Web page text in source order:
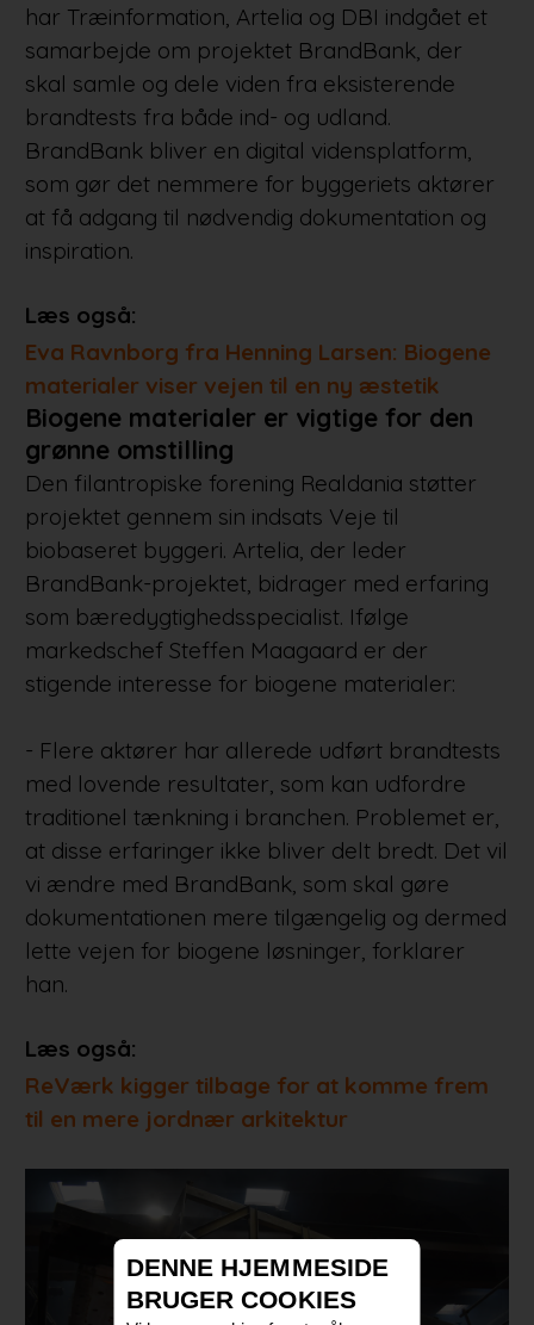
har Træinformation, Artelia og DBI indgået et
samarbejde om projektet BrandBank, der
skal samle og dele viden fra eksisterende
brandtests fra både ind- og udland.
BrandBank bliver en digital vidensplatform,
som gør det nemmere for byggeriets aktører
at få adgang til nødvendig dokumentation og
inspiration.
Læs også:
Eva Ravnborg fra Henning Larsen: Biogene
materialer viser vejen til en ny æstetik
Biogene materialer er vigtige for den
grønne omstilling
Den filantropiske forening Realdania støtter
projektet gennem sin indsats Veje til
biobaseret byggeri. Artelia, der leder
BrandBank-projektet, bidrager med erfaring
som bæredygtighedsspecialist. Ifølge
markedschef Steffen Maagaard er der
stigende interesse for biogene materialer:
- Flere aktører har allerede udført brandtests
med lovende resultater, som kan udfordre
traditionel tænkning i branchen. Problemet er,
at disse erfaringer ikke bliver delt bredt. Det vil
vi ændre med BrandBank, som skal gøre
dokumentationen mere tilgængelig og dermed
lette vejen for biogene løsninger, forklarer
han.
Læs også:
ReVærk kigger tilbage for at komme frem
til en mere jordnær arkitektur
DENNE HJEMMESIDE
BRUGER COOKIES